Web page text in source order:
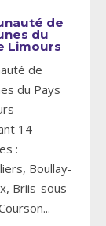
de
du
Limours
de
du Pays
14
:
Boullay-
Briis-sous-
...